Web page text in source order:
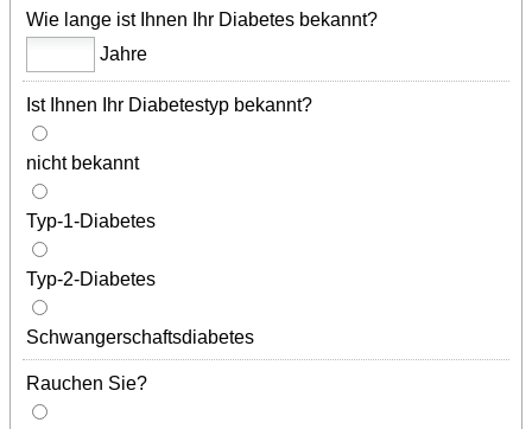
Wie lange ist Ihnen Ihr Diabetes bekannt?
Jahre
Ist Ihnen Ihr Diabetestyp bekannt?
nicht bekannt
Typ-1-Diabetes
Typ-2-Diabetes
Schwangerschaftsdiabetes
Rauchen Sie?